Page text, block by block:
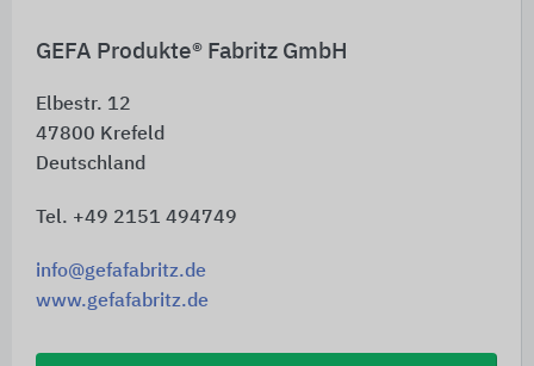
GEFA Produkte® Fabritz GmbH
Elbestr. 12
47800 Krefeld
Deutschland
Tel. +49 2151 494749
info@gefafabritz.de
www.gefafabritz.de